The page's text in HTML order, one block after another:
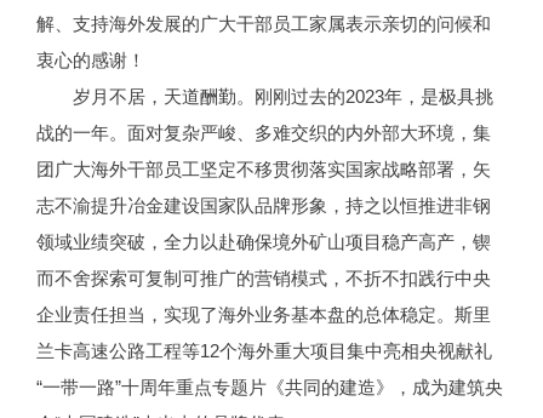
解、支持海外发展的广大干部员工家属表示亲切的问候和
衷心的感谢！
岁月不居，天道酬勤。刚刚过去的2023年，是极具挑
战的一年。面对复杂严峻、多难交织的内外部大环境，集
团广大海外干部员工坚定不移贯彻落实国家战略部署，矢
志不渝提升冶金建设国家队品牌形象，持之以恒推进非钢
领域业绩突破，全力以赴确保境外矿山项目稳产高产，锲
而不舍探索可复制可推广的营销模式，不折不扣践行中央
企业责任担当，实现了海外业务基本盘的总体稳定。斯里
兰卡高速公路工程等12个海外重大项目集中亮相央视献礼
“一带一路”十周年重点专题片《共同的建造》，成为建筑央